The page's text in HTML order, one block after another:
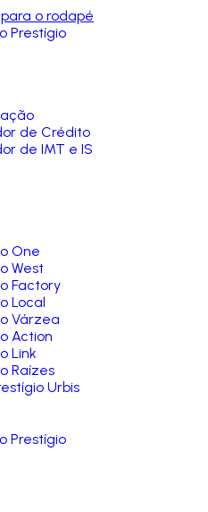
o rodapé
de Crédito
de IMT e IS
One
West
Factory
Local
Várzea
Action
Link
Raízes
Urbis